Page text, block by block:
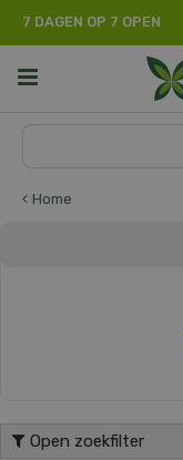
Home
7 DAGEN OP 7 OPEN
Open zoekfilter